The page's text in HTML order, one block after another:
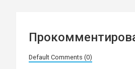
Default Comments (0)